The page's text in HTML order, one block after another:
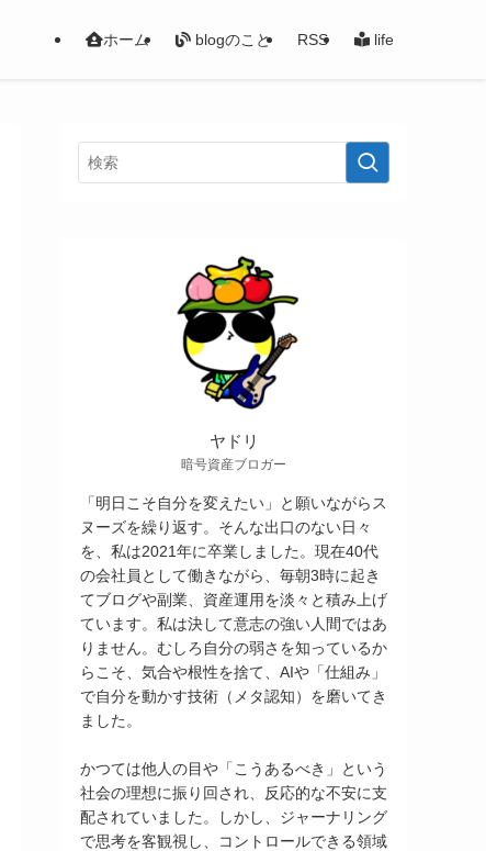
ホーム blogのこと RSS life
ヤドリ
暗号資産ブロガー
「明日こそ自分を変えたい」と願いながらス
ヌーズを繰り返す。そんな出口のない日々
を、私は2021年に卒業しました。現在40代
の会社員として働きながら、毎朝3時に起き
てブログや副業、資産運用を淡々と積み上げ
ています。私は決して意志の強い人間ではあ
りません。むしろ自分の弱さを知っているか
らこそ、気合や根性を捨て、AIや「仕組み」
で自分を動かす技術（メタ認知）を磨いてき
ました。
かつては他人の目や「こうあるべき」という
社会の理想に振り回され、反応的な不安に支
配されていました。しかし、ジャーナリング
で思考を客観視し、コントロールできる領域